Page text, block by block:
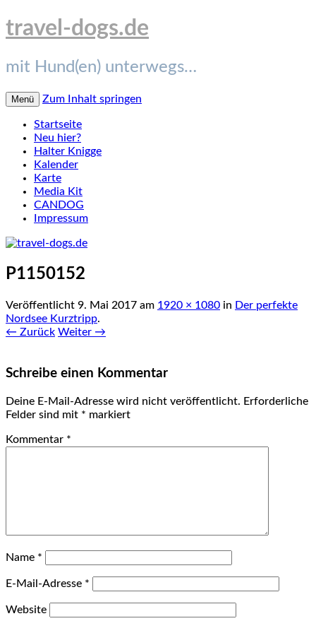
travel-dogs.de
mit Hund(en) unterwegs…
Menü Zum Inhalt springen
Startseite
Neu hier?
Halter Knigge
Kalender
Karte
Media Kit
CANDOG
Impressum
P1150152
Veröffentlicht 9. Mai 2017 am 1920 × 1080 in Der perfekte
Nordsee Kurztripp.
← Zurück Weiter →
Schreibe einen Kommentar
Deine E-Mail-Adresse wird nicht veröffentlicht. Erforderliche
Felder sind mit * markiert
Kommentar *
Name *
E-Mail-Adresse *
Website